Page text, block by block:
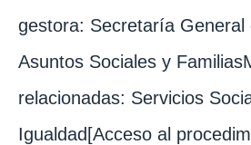
gestora: Secretaría General
Asuntos Sociales y
relacionadas: Servicios
Igualdad[Acceso al